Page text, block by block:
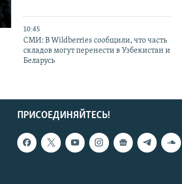
10:45
СМИ: В Wildberries сообщили, что часть
складов могут перенести в Узбекистан и
Беларусь
ПРИСОЕДИНЯЙТЕСЬ!